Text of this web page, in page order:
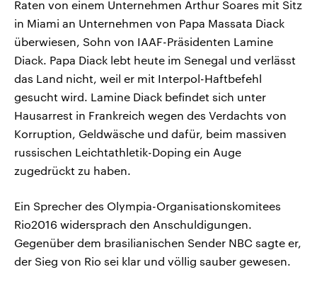
Raten von einem Unternehmen Arthur Soares mit Sitz
in Miami an Unternehmen von Papa Massata Diack
überwiesen, Sohn von IAAF-Präsidenten Lamine
Diack. Papa Diack lebt heute im Senegal und verlässt
das Land nicht, weil er mit Interpol-Haftbefehl
gesucht wird. Lamine Diack befindet sich unter
Hausarrest in Frankreich wegen des Verdachts von
Korruption, Geldwäsche und dafür, beim massiven
russischen Leichtathletik-Doping ein Auge
zugedrückt zu haben.
Ein Sprecher des Olympia-Organisationskomitees
Rio2016 widersprach den Anschuldigungen.
Gegenüber dem brasilianischen Sender NBC sagte er,
der Sieg von Rio sei klar und völlig sauber gewesen.